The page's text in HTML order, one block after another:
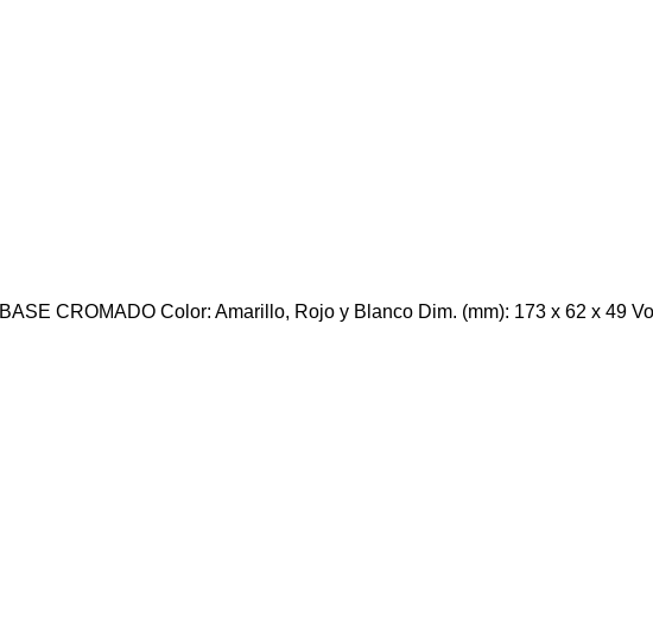
BASE CROMADO Color: Amarillo, Rojo y Blanco Dim. (mm): 173 x 62 x 49